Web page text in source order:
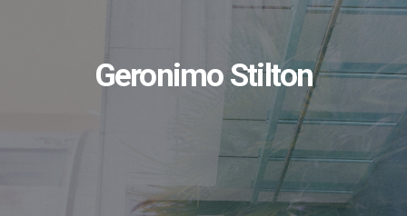
Iscrizioni
Geronimo Stilton